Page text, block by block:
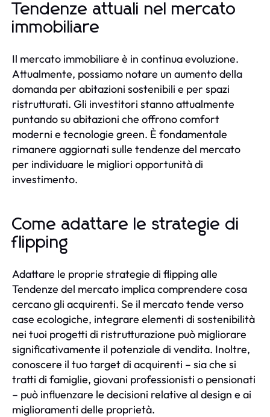
Tendenze attuali nel mercato
immobiliare
Il mercato immobiliare è in continua evoluzione.
Attualmente, possiamo notare un aumento della
domanda per abitazioni sostenibili e per spazi
ristrutturati. Gli investitori stanno attualmente
puntando su abitazioni che offrono comfort
moderni e tecnologie green. È fondamentale
rimanere aggiornati sulle tendenze del mercato
per individuare le migliori opportunità di
investimento.
Come adattare le strategie di
flipping
Adattare le proprie strategie di flipping alle
Tendenze del mercato implica comprendere cosa
cercano gli acquirenti. Se il mercato tende verso
case ecologiche, integrare elementi di sostenibilità
nei tuoi progetti di ristrutturazione può migliorare
significativamente il potenziale di vendita. Inoltre,
conoscere il tuo target di acquirenti – sia che si
tratti di famiglie, giovani professionisti o pensionati
– può influenzare le decisioni relative al design e ai
miglioramenti delle proprietà.